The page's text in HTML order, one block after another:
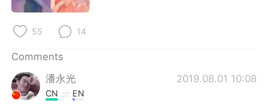
Русский
Indonesia
55 14
Comments
潘永光
2019.08.01 10:08
CN EN